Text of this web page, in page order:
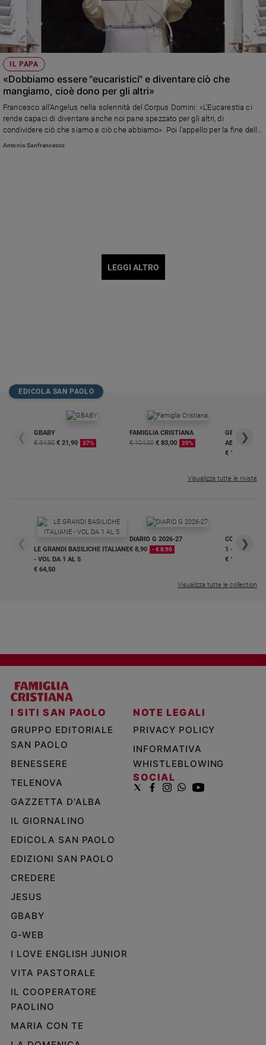
IL PAPA
«Dobbiamo essere "eucaristici" e diventare ciò che
mangiamo, cioè dono per gli altri»
Francesco all'Angelus nella solennità del Corpus Domini: «L'Eucarestia ci
rende capaci di diventare anche noi pane spezzato per gli altri, di
condividere ciò che siamo e ciò che abbiamo». Poi l'appello per la fine della
guerra in Ucraina, Palestina, Israele, Myanmar e Sudan
Antonio Sanfrancesco
LEGGI ALTRO
EDICOLA SAN PAOLO
❮
GBABY
€ 34,80 € 21,90 37%
FAMIGLIA CRISTIANA
€ 104,00 € 83,00 20%
GBABY
€ 16,99
❯
Visualizza tutte le riviste
❮
LE GRANDI BASILICHE ITALIANE
- VOL DA 1 AL 5
€ 64,50
DIARIO G 2026-27
€ 8,90
- € 8,90
COLLANA
1 - 2
€ 18,50
❯
Visualizza tutte le collection
I SITI SAN PAOLO
GRUPPO EDITORIALE
SAN PAOLO
BENESSERE
TELENOVA
GAZZETTA D'ALBA
IL GIORNALINO
EDICOLA SAN PAOLO
EDIZIONI SAN PAOLO
CREDERE
JESUS
GBABY
G-WEB
I LOVE ENGLISH JUNIOR
VITA PASTORALE
IL COOPERATORE
PAOLINO
MARIA CON TE
NOTE LEGALI
PRIVACY POLICY
INFORMATIVA
WHISTLEBLOWING
SOCIAL